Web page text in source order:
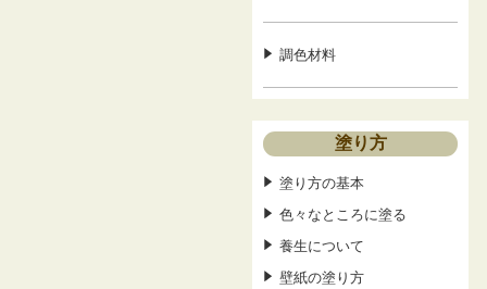
調色材料
塗り方
塗り方の基本
色々なところに塗る
養生について
壁紙の塗り方